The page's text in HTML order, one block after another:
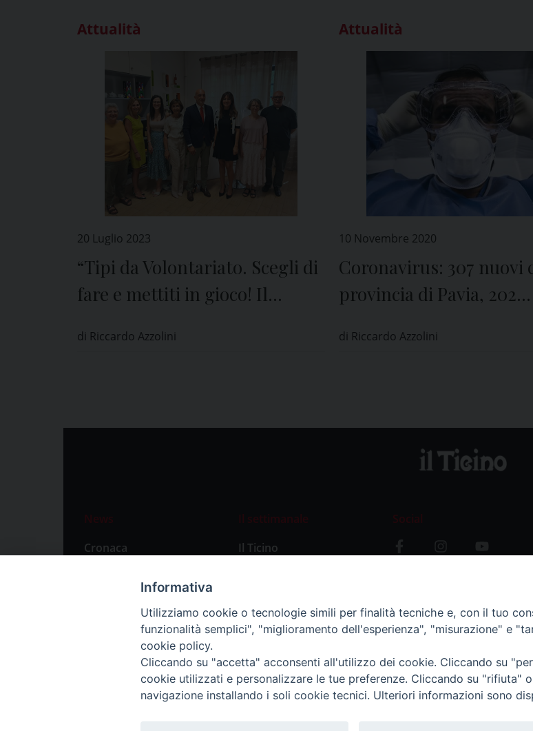
Attualità
20 Luglio 2023
“Tipi da Volontariato. Scegli di
fare e mettiti in gioco! Il
di Riccardo Azzolini
Attualità
10 Novembre 2020
Coronavirus: 307 nuovi
provincia di Pavia, 202
di Riccardo Azzolini
News
Cronaca
Primo Piano
Il settimanale
Il Ticino
Social
Informativa
Utilizziamo cookie o tecnologie simili per finalità tecniche e, con il tuo
funzionalità semplici", "miglioramento dell'esperienza", "misurazione" e
cookie policy.
Cliccando su "accetta" acconsenti all'utilizzo dei cookie. Cliccando su
cookie utilizzati e personalizzare le tue preferenze. Cliccando su "rifiuta"
navigazione installando i soli cookie tecnici. Ulteriori informazioni sono